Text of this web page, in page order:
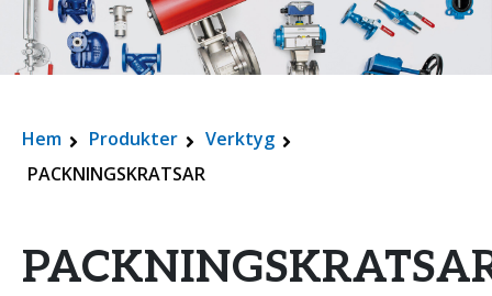
Hem Produkter
Verktyg
PACKNINGSKRATSAR